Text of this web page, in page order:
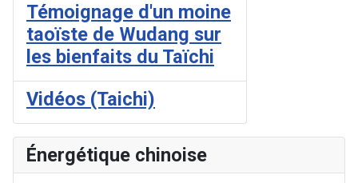
Témoignage d'un moine
taoïste de Wudang sur
les bienfaits du Taïchi
Vidéos (Taichi)
Énergétique chinoise